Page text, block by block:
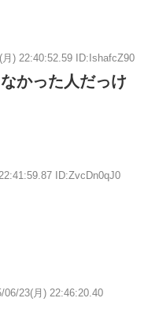
月) 22:40:52.59 ID:IshafcZ90
かった人だっけ
ID:ZvcDn0qJ0
06/23(月) 22:46:20.40